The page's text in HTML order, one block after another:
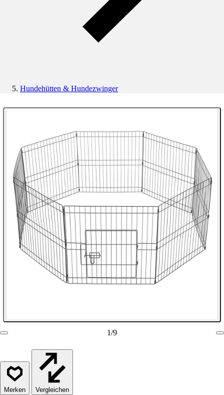
Hundehütten & Hundezwinger
1/9
Vergleichen